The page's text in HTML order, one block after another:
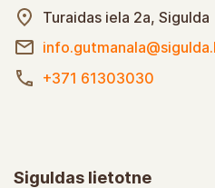
Turaidas iela 2a, Sigulda
+371 61303030
Siguldas lietotne